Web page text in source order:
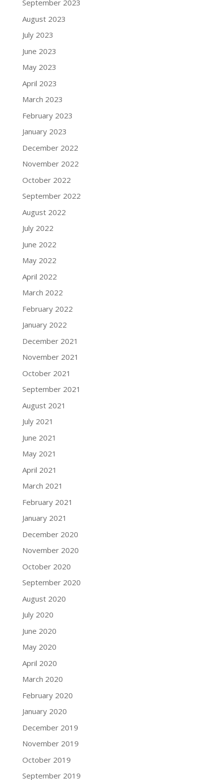
September 2023
August 2023
July 2023
June 2023
May 2023
April 2023
March 2023
February 2023
January 2023
December 2022
November 2022
October 2022
September 2022
August 2022
July 2022
June 2022
May 2022
April 2022
March 2022
February 2022
January 2022
December 2021
November 2021
October 2021
September 2021
August 2021
July 2021
June 2021
May 2021
April 2021
March 2021
February 2021
January 2021
December 2020
November 2020
October 2020
September 2020
August 2020
July 2020
June 2020
May 2020
April 2020
March 2020
February 2020
January 2020
December 2019
November 2019
October 2019
September 2019